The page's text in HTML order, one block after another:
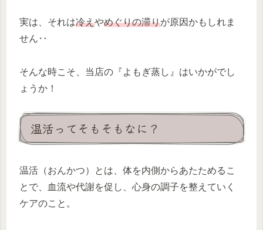
実は、それは冷えやめぐりの滞りが原因かもしれま
せん‥
そんな時こそ、当店の『よもぎ蒸し』はいかがでし
ょうか！
温活ってそもそもなに？
温活（おんかつ）とは、体を内側からあたためるこ
とで、血流や代謝を促し、心身の調子を整えていく
ケアのこと。